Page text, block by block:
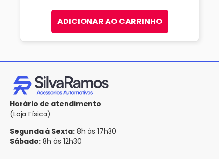
ADICIONAR AO CARRINHO
Horário de atendimento
(Loja Física)
Segunda à Sexta: 8h às 17h30
Sábado: 8h às 12h30